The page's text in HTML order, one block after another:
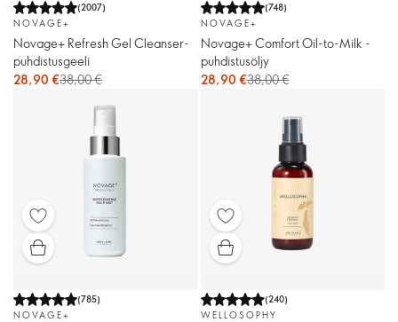
(2007)
NOVAGE+
Novage+ Refresh Gel Cleanser-
puhdistusgeeli
28,90 €38,00 €
(748)
NOVAGE+
Novage+ Comfort Oil-to-Milk -
puhdistusöljy
28,90 €38,00 €
(785)
NOVAGE+
(240)
WELLOSOPHY